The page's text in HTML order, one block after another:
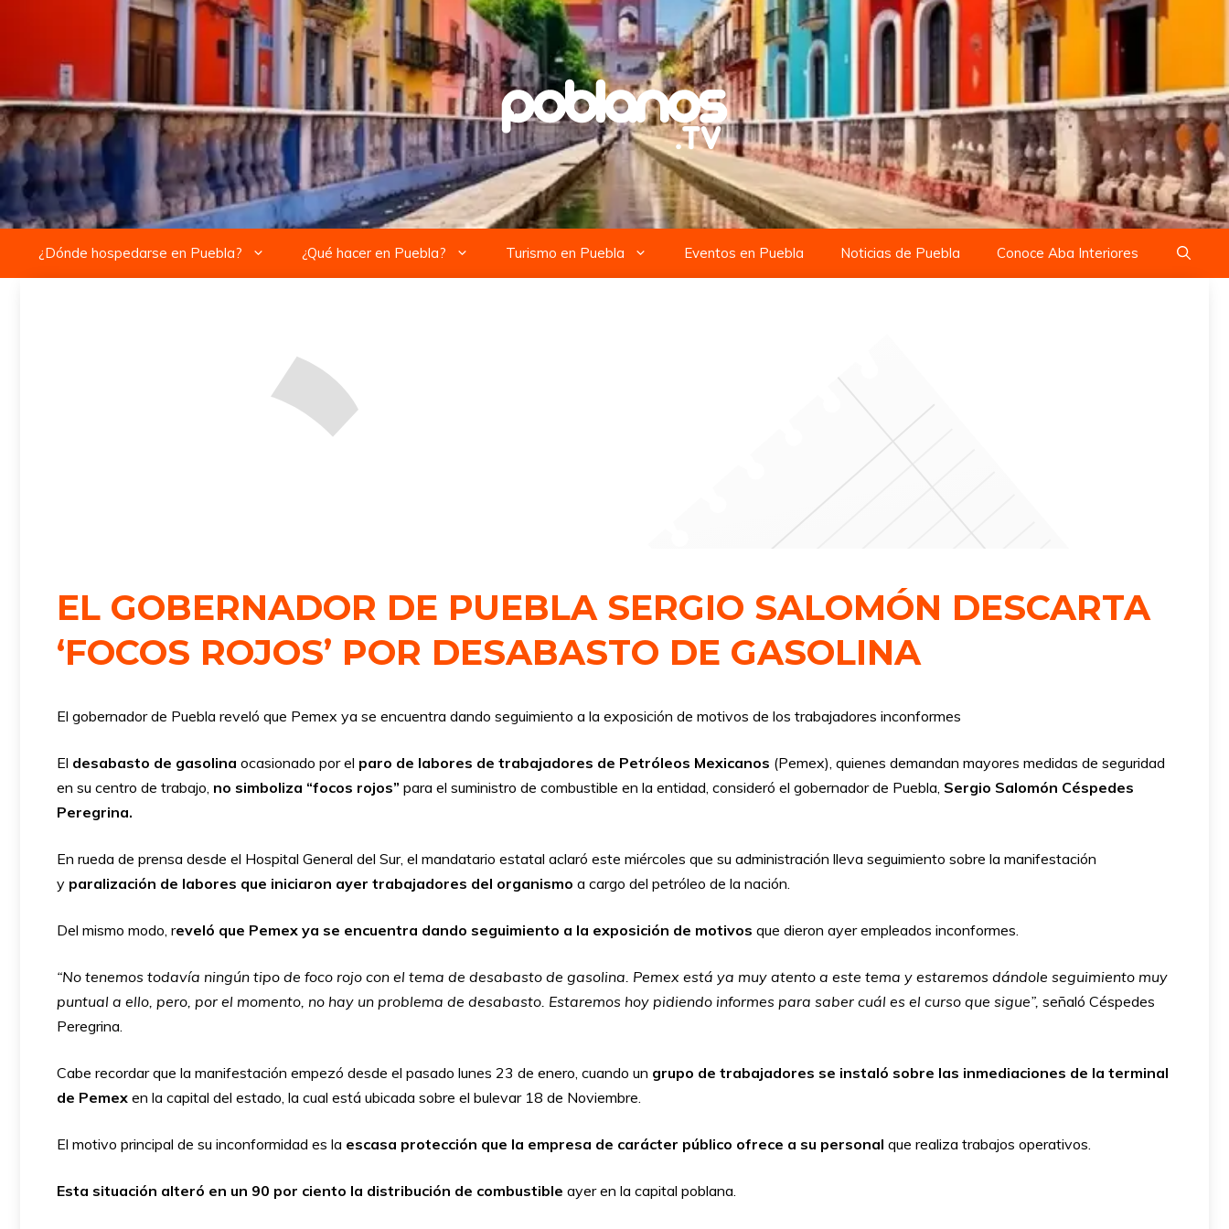
contenido
¿Dónde hospedarse en Puebla? ¿Qué hacer en Puebla? Turismo en Puebla Eventos en Puebla Noticias de Puebla Conoce Aba Interiores
EL GOBERNADOR DE PUEBLA SERGIO SALOMÓN DESCARTA
‘FOCOS ROJOS’ POR DESABASTO DE GASOLINA
El gobernador de Puebla reveló que Pemex ya se encuentra dando seguimiento a la exposición de motivos de los trabajadores inconformes
El desabasto de gasolina ocasionado por el paro de labores de trabajadores de Petróleos Mexicanos (Pemex), quienes demandan mayores medidas de seguridad
en su centro de trabajo, no simboliza “focos rojos” para el suministro de combustible en la entidad, consideró el gobernador de Puebla, Sergio Salomón Céspedes
Peregrina.
En rueda de prensa desde el Hospital General del Sur, el mandatario estatal aclaró este miércoles que su administración lleva seguimiento sobre la manifestación
y paralización de labores que iniciaron ayer trabajadores del organismo a cargo del petróleo de la nación.
Del mismo modo, reveló que Pemex ya se encuentra dando seguimiento a la exposición de motivos que dieron ayer empleados inconformes.
“No tenemos todavía ningún tipo de foco rojo con el tema de desabasto de gasolina. Pemex está ya muy atento a este tema y estaremos dándole seguimiento muy
puntual a ello, pero, por el momento, no hay un problema de desabasto. Estaremos hoy pidiendo informes para saber cuál es el curso que sigue”, señaló Céspedes
Peregrina.
Cabe recordar que la manifestación empezó desde el pasado lunes 23 de enero, cuando un grupo de trabajadores se instaló sobre las inmediaciones de la terminal
de Pemex en la capital del estado, la cual está ubicada sobre el bulevar 18 de Noviembre.
El motivo principal de su inconformidad es la escasa protección que la empresa de carácter público ofrece a su personal que realiza trabajos operativos.
Esta situación alteró en un 90 por ciento la distribución de combustible ayer en la capital poblana.